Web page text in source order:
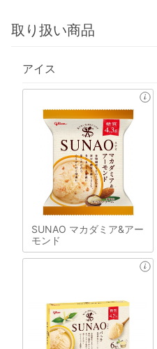
取り扱い商品
アイス
SUNAO マカダミア&アー
モンド